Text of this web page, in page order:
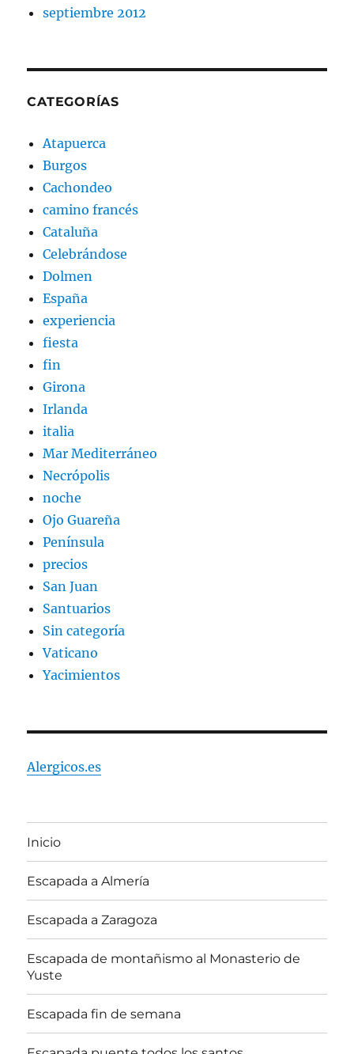
septiembre 2012
CATEGORÍAS
Atapuerca
Burgos
Cachondeo
camino francés
Cataluña
Celebrándose
Dolmen
España
experiencia
fiesta
fin
Girona
Irlanda
italia
Mar Mediterráneo
Necrópolis
noche
Ojo Guareña
Península
precios
San Juan
Santuarios
Sin categoría
Vaticano
Yacimientos
Alergicos.es
Inicio
Escapada a Almería
Escapada a Zaragoza
Escapada de montañismo al Monasterio de
Yuste
Escapada fin de semana